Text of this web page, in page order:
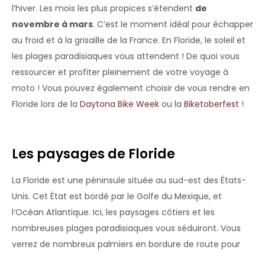
l’hiver. Les mois les plus propices s’étendent de
novembre à mars. C’est le moment idéal pour échapper
au froid et à la grisaille de la France. En Floride, le soleil et
les plages paradisiaques vous attendent ! De quoi vous
ressourcer et profiter pleinement de votre voyage à
moto ! Vous pouvez également choisir de vous rendre en
Floride lors de la Daytona Bike Week ou la Biketoberfest !
Les paysages de Floride
La Floride est une péninsule située au sud-est des États-
Unis. Cet État est bordé par le Golfe du Mexique, et
l’Océan Atlantique. Ici, les paysages côtiers et les
nombreuses plages paradisiaques vous séduiront. Vous
verrez de nombreux palmiers en bordure de route pour